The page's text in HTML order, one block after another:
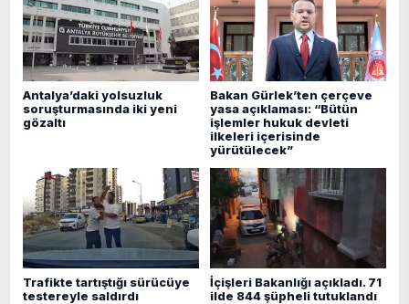
Antalya’daki yolsuzluk
soruşturmasında iki yeni
gözaltı
Bakan Gürlek’ten çerçeve
yasa açıklaması: “Bütün
işlemler hukuk devleti
ilkeleri içerisinde
yürütülecek”
Trafikte tartıştığı sürücüye
testereyle saldırdı
İçişleri Bakanlığı açıkladı. 71
ilde 844 şüpheli tutuklandı